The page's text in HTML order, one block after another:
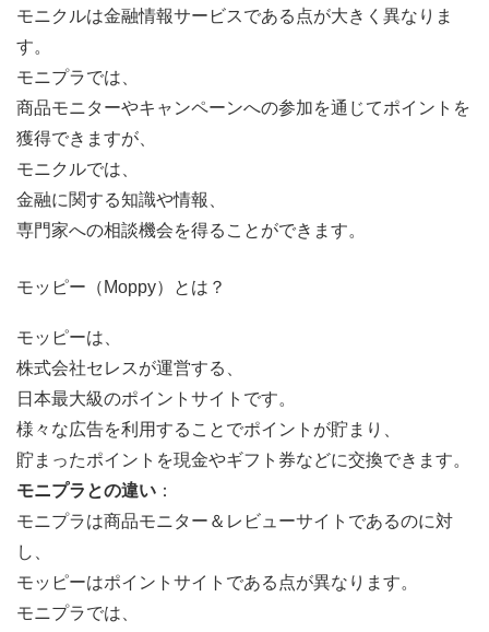
モニクルは金融情報サービスである点が大きく異なりま
す。
モニプラでは、
商品モニターやキャンペーンへの参加を通じてポイントを
獲得できますが、
モニクルでは、
金融に関する知識や情報、
専門家への相談機会を得ることができます。
モッピー（Moppy）とは？
モッピーは、
株式会社セレスが運営する、
日本最大級のポイントサイトです。
様々な広告を利用することでポイントが貯まり、
貯まったポイントを現金やギフト券などに交換できます。
モニプラとの違い ：
モニプラは商品モニター＆レビューサイトであるのに対
し、
モッピーはポイントサイトである点が異なります。
モニプラでは、